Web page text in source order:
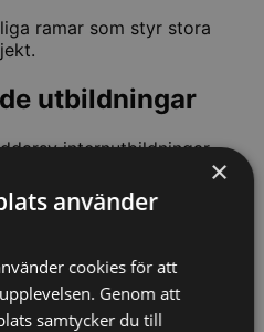
ramar som styr stora
utbildningar
internutbildningar
föreläsare och upplägg
en internutbildning med
nedan så hör vi av
ni?
×
använder
cookies för att
Genom att
samtycker du till